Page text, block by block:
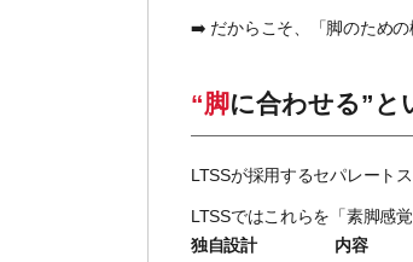
➡️ だからこそ、「脚のための
“脚に合わせる”
LTSSが採用するセパレート
LTSSではこれらを「素脚感
独自設計
内容